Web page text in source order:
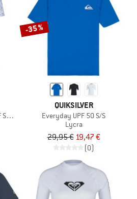
S Rashvest
-35 %
QUIKSILVER
Everyday UPF 50 S/S
Lycra
29,95 € 19,47 €
(0)